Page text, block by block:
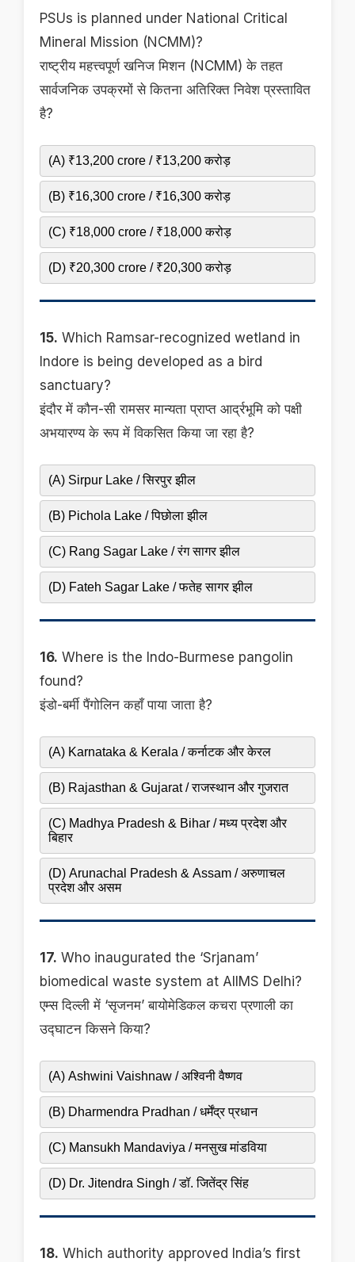
PSUs is planned under National Critical
Mineral Mission (NCMM)?
राष्ट्रीय महत्त्वपूर्ण खनिज मिशन (NCMM) के तहत
सार्वजनिक उपक्रमों से कितना अतिरिक्त निवेश प्रस्तावित
है?
(A) ₹13,200 crore / ₹13,200 करोड़
(B) ₹16,300 crore / ₹16,300 करोड़
(C) ₹18,000 crore / ₹18,000 करोड़
(D) ₹20,300 crore / ₹20,300 करोड़
15. Which Ramsar-recognized wetland in
Indore is being developed as a bird
sanctuary?
इंदौर में कौन-सी रामसर मान्यता प्राप्त आर्द्रभूमि को पक्षी
अभयारण्य के रूप में विकसित किया जा रहा है?
(A) Sirpur Lake / सिरपुर झील
(B) Pichola Lake / पिछोला झील
(C) Rang Sagar Lake / रंग सागर झील
(D) Fateh Sagar Lake / फतेह सागर झील
16. Where is the Indo-Burmese pangolin
found?
इंडो-बर्मी पैंगोलिन कहाँ पाया जाता है?
(A) Karnataka & Kerala / कर्नाटक और केरल
(B) Rajasthan & Gujarat / राजस्थान और गुजरात
(C) Madhya Pradesh & Bihar / मध्य प्रदेश और
बिहार
(D) Arunachal Pradesh & Assam / अरुणाचल
प्रदेश और असम
17. Who inaugurated the ‘Srjanam’
biomedical waste system at AIIMS Delhi?
एम्स दिल्ली में ‘सृजनम’ बायोमेडिकल कचरा प्रणाली का
उद्घाटन किसने किया?
(A) Ashwini Vaishnaw / अश्विनी वैष्णव
(B) Dharmendra Pradhan / धर्मेंद्र प्रधान
(C) Mansukh Mandaviya / मनसुख मांडविया
(D) Dr. Jitendra Singh / डॉ. जितेंद्र सिंह
18. Which authority approved India’s first